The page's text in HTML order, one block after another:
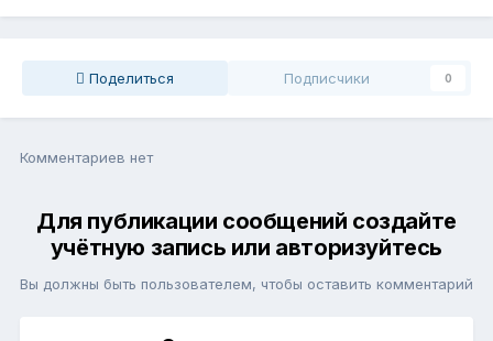
Поделиться Подписчики 0
Комментариев нет
Для публикации сообщений создайте
учётную запись или авторизуйтесь
Вы должны быть пользователем, чтобы оставить комментарий